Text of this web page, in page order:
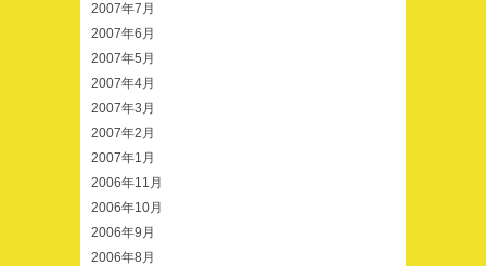
2007年7月
2007年6月
2007年5月
2007年4月
2007年3月
2007年2月
2007年1月
2006年11月
2006年10月
2006年9月
2006年8月